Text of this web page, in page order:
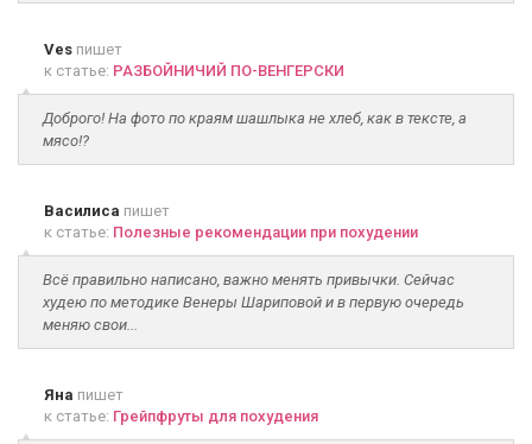
Ves пишет
к статье: РАЗБОЙНИЧИЙ ПО-ВЕНГЕРСКИ
Доброго! На фото по краям шашлыка не хлеб, как в тексте, а
мясо!?
Василиса пишет
к статье: Полезные рекомендации при похудении
Всё правильно написано, важно менять привычки. Сейчас
худею по методике Венеры Шариповой и в первую очередь
меняю свои...
Яна пишет
к статье: Грейпфруты для похудения